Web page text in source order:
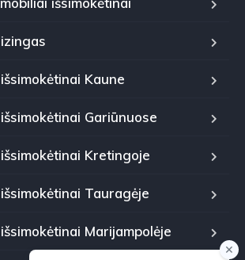
Kaune
Gariūnuose
Kretingoje
Tauragėje
Marijampolėje